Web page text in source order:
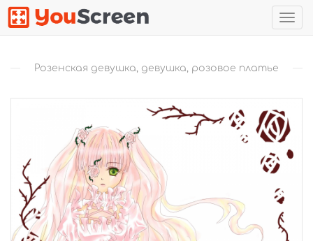
Розенская девушка, девушка, розовое платье